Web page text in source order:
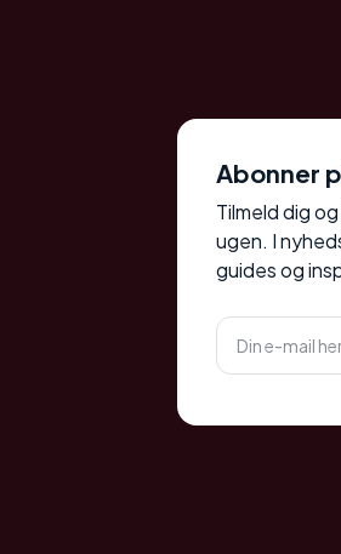
Abonner
Tilmeld dig
ugen. I
guides og